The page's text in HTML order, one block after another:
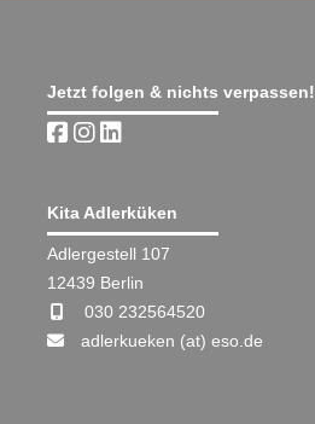
Jetzt folgen & nichts verpassen!
Kita Adlerküken
Adlergestell 107
12439 Berlin
030 232564520
adlerkueken (at) eso.de